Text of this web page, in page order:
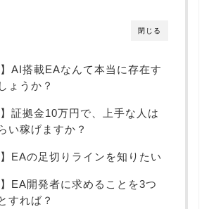
閉じる
】AI搭載EAなんて本当に存在す
ょうか？
】証拠金10万円で、上手な人は
い稼げますか？
】EAの足切りラインを知りたい
】EA開発者に求めることを3つ
すれば？